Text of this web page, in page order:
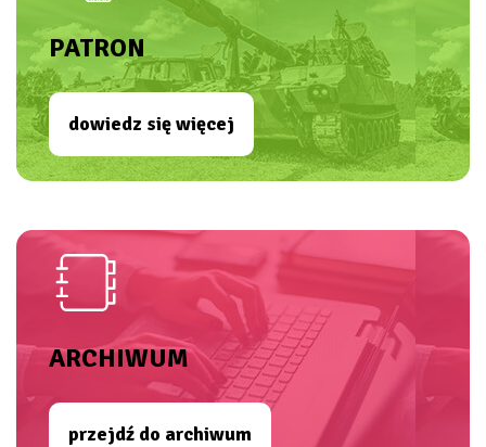
PATRON
dowiedz się więcej
ARCHIWUM
przejdź do archiwum